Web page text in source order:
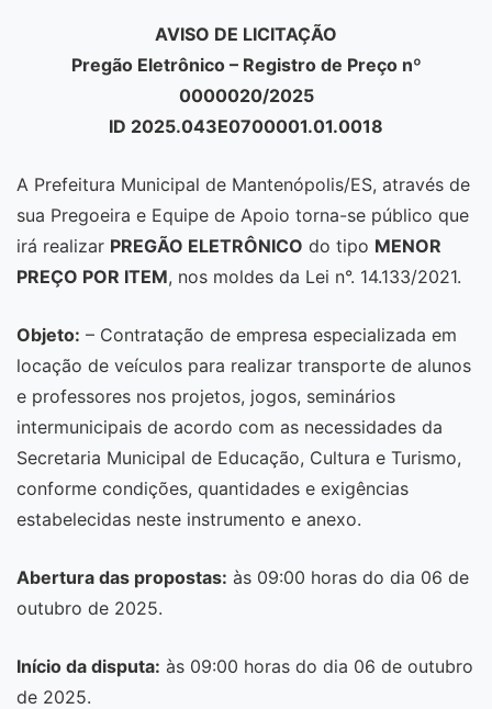
AVISO DE LICITAÇÃO
Pregão Eletrônico – Registro de Preço nº
0000020/2025
ID 2025.043E0700001.01.0018
A Prefeitura Municipal de Mantenópolis/ES, através de
sua Pregoeira e Equipe de Apoio torna-se público que
irá realizar PREGÃO ELETRÔNICO do tipo MENOR
PREÇO POR ITEM, nos moldes da Lei n°. 14.133/2021.
Objeto: – Contratação de empresa especializada em
locação de veículos para realizar transporte de alunos
e professores nos projetos, jogos, seminários
intermunicipais de acordo com as necessidades da
Secretaria Municipal de Educação, Cultura e Turismo,
conforme condições, quantidades e exigências
estabelecidas neste instrumento e anexo.
Abertura das propostas: às 09:00 horas do dia 06 de
outubro de 2025.
Início da disputa: às 09:00 horas do dia 06 de outubro
de 2025.